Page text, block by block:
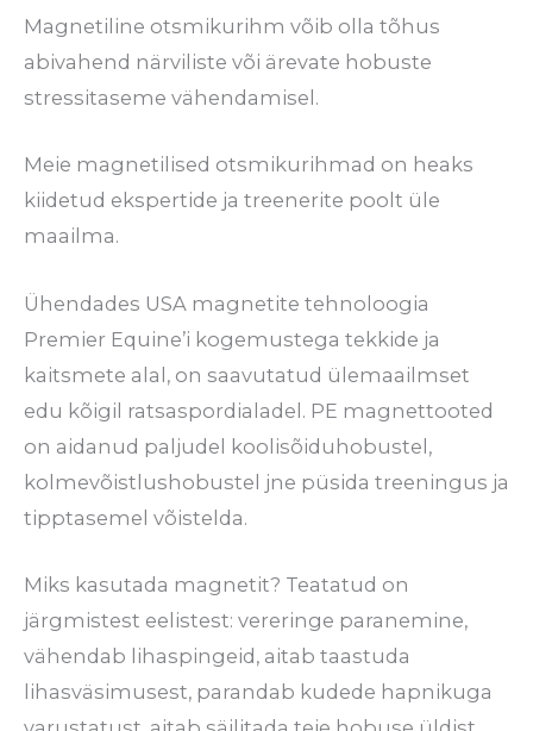
Magnetiline otsmikurihm võib olla tõhus
abivahend närviliste või ärevate hobuste
stressitaseme vähendamisel.
Meie magnetilised otsmikurihmad on heaks
kiidetud ekspertide ja treenerite poolt üle
maailma.
Ühendades USA magnetite tehnoloogia
Premier Equine’i kogemustega tekkide ja
kaitsmete alal, on saavutatud ülemaailmset
edu kõigil ratsaspordialadel. PE magnettooted
on aidanud paljudel koolisõiduhobustel,
kolmevõistlushobustel jne püsida treeningus ja
tipptasemel võistelda.
Miks kasutada magnetit? Teatatud on
järgmistest eelistest: vereringe paranemine,
vähendab lihaspingeid, aitab taastuda
lihasväsimusest, parandab kudede hapnikuga